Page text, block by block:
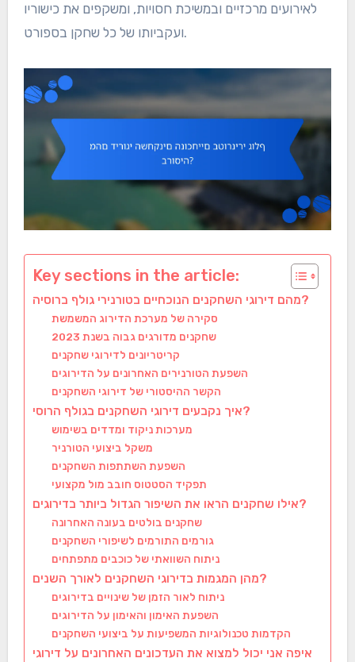
לאירועים מרכזיים ובמשיכת חסויות, ומשקפים את כישוריו
ועקביותו של כל שחקן בספורט.
Key sections in the article:
מהם דירוגי השחקנים הנוכחיים בטורנירי גולף ברוסיה?
סקירה של מערכת הדירוג המשמשת
שחקנים מדורגים גבוה בשנת 2023
קריטריונים לדירוגי שחקנים
השפעת הטורנירים האחרונים על הדירוגים
הקשר ההיסטורי של דירוגי השחקנים
איך נקבעים דירוגי השחקנים בגולף הרוסי?
מערכות ניקוד ומדדים בשימוש
משקל ביצועי הטורניר
השפעת השתתפות השחקנים
תפקיד הסטטוס חובב מול מקצועי
אילו שחקנים הראו את השיפור הגדול ביותר בדירוגים?
שחקנים בולטים בעונה האחרונה
גורמים התורמים לשיפורי השחקנים
ניתוח השוואתי של כוכבים מתפתחים
מהן המגמות בדירוגי השחקנים לאורך השנים?
ניתוח לאור הזמן של שינויים בדירוגים
השפעת האימון והאימון על הדירוגים
הקדמות טכנולוגיות המשפיעות על ביצועי השחקנים
איפה אני יכול למצוא את העדכונים האחרונים על דירוגי